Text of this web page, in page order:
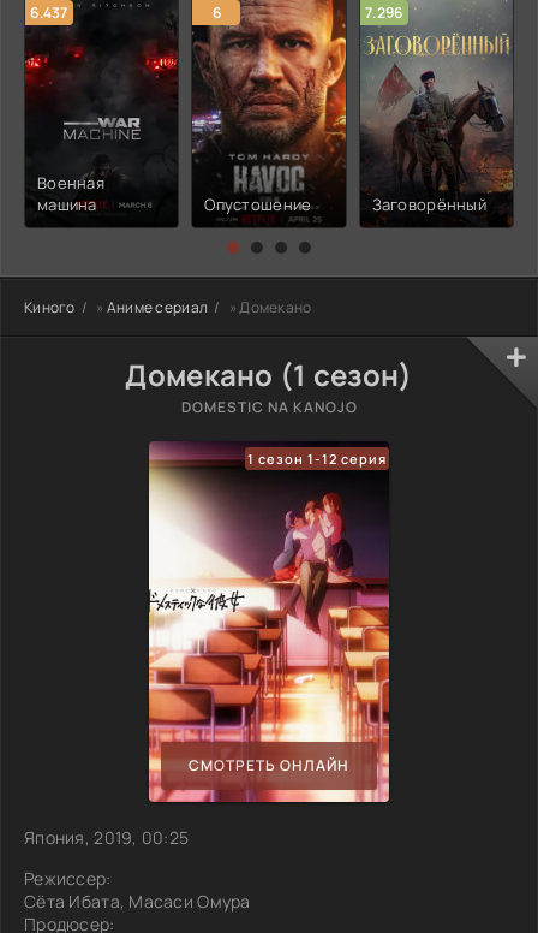
6.437
Военная
машина
6
Опустошение
7.296
Заговорённый
Киного » Аниме сериал » Домекано
Домекано (1 сезон)
DOMESTIC NA KANOJO
1 сезон 1-12 серия
СМОТРЕТЬ ОНЛАЙН
Япония, 2019, 00:25
Режиссер:
Сёта Ибата, Масаси Омура
Продюсер: